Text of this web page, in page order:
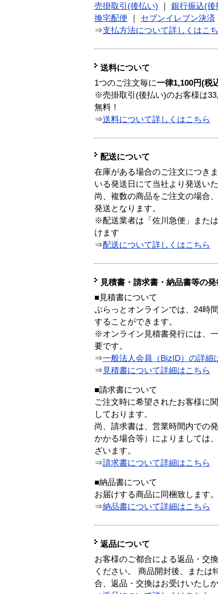
売掛取引(後払い)
銀行振込(後
換宅配便
セブンイレブン決済
⇒支払方法について詳しくはこ
送料について
1つのご注文毎に一律1,100円(税
※売掛取引(後払い)のお客様は
無料！
⇒送料について詳しくはこちら
配送について
在庫がある場合のご注文につき
いる発送日にて当社より発送い
尚、複数の商品をご注文の場合
発送となります。
※配送業者は「佐川急便」また
けます
⇒配送について詳しくはこちら
見積書・請求書・納品書等の
■見積書について
ぷらっとオンラインでは、24時
することができます。
※オンライン見積書発行には、
要です。
⇒一般法人会員（BizID）の詳細
⇒ 見積書について詳細はこちら
■請求書について
ご注文時に希望されたお客様に
しております。
尚、請求書は、営業時間内での
かかる場合等）によりましては
ざいます。
⇒請求書について詳細はこちら
■納品書について
お届けする商品に同梱致します。
⇒納品書について詳細はこちら
返品について
お客様のご都合による返品・交
ください。 商品開封後、または
合、返品・交換はお受けいたし